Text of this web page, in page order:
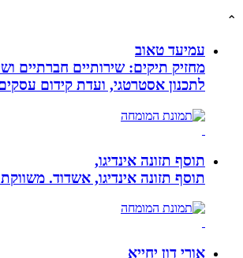
⌃
עמיעד טאוב
מחזיק תיקים: שירותיים חברתיים
לתכנון אסטרטגי, ועדת קידום
תוסף תזונה אינדיגו,
תוסף תזונה אינדיגו, אשדוד.
אורי דון יחייא